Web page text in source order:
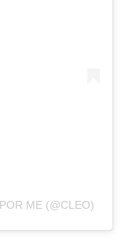
ME (@CLEO)